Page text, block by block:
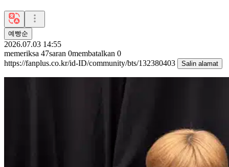
예빵순
2026.07.03 14:55
memeriksa 47saran 0membatalkan 0
https://fanplus.co.kr/id-ID/community/bts/132380403
Salin alamat